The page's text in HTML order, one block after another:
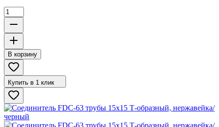
В корзину
Купить в 1 клик